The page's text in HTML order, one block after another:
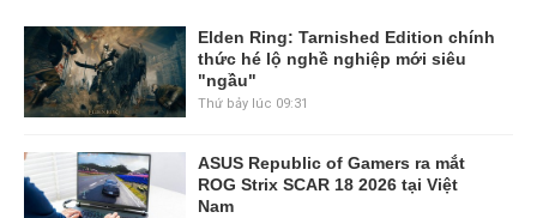
Elden Ring: Tarnished Edition chính
thức hé lộ nghề nghiệp mới siêu
"ngầu"
Thứ bảy lúc 09:31
ASUS Republic of Gamers ra mắt
ROG Strix SCAR 18 2026 tại Việt
Nam